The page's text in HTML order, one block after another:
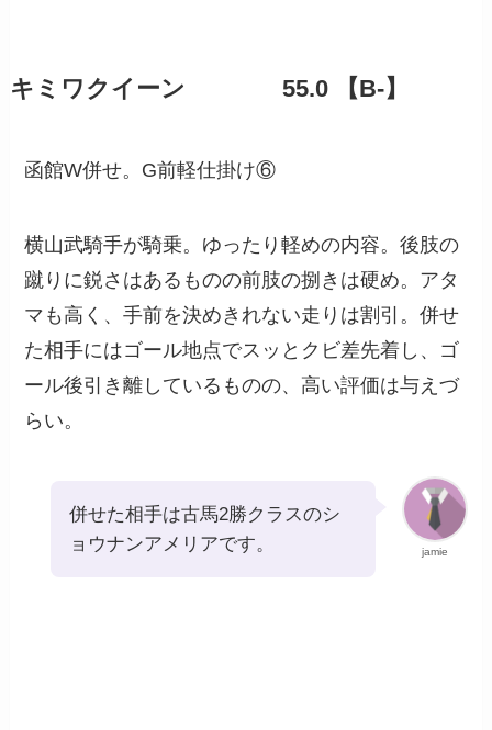
キミワクイーン 55.0 【B-】
函館W併せ。G前軽仕掛け⑥
横山武騎手が騎乗。ゆったり軽めの内容。後肢の
蹴りに鋭さはあるものの前肢の捌きは硬め。アタ
マも高く、手前を決めきれない走りは割引。併せ
た相手にはゴール地点でスッとクビ差先着し、ゴ
ール後引き離しているものの、高い評価は与えづ
らい。
jamie
併せた相手は古馬2勝クラスのシ
ョウナンアメリアです。